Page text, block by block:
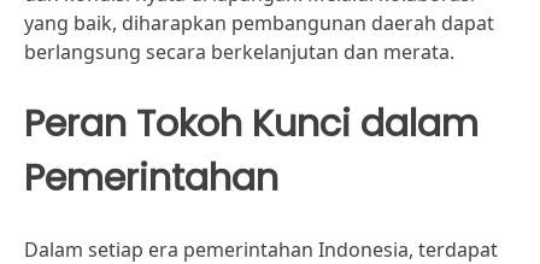
yang baik, diharapkan pembangunan daerah dapat
berlangsung secara berkelanjutan dan merata.
Peran Tokoh Kunci dalam
Pemerintahan
Dalam setiap era pemerintahan Indonesia, terdapat